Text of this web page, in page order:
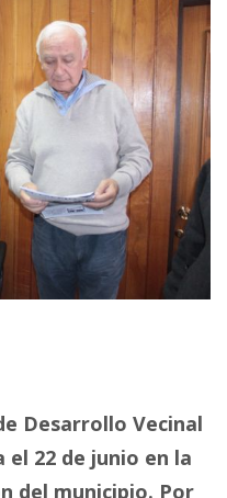
Desarrollo Vecinal
22 de junio en la
del municipio. Por